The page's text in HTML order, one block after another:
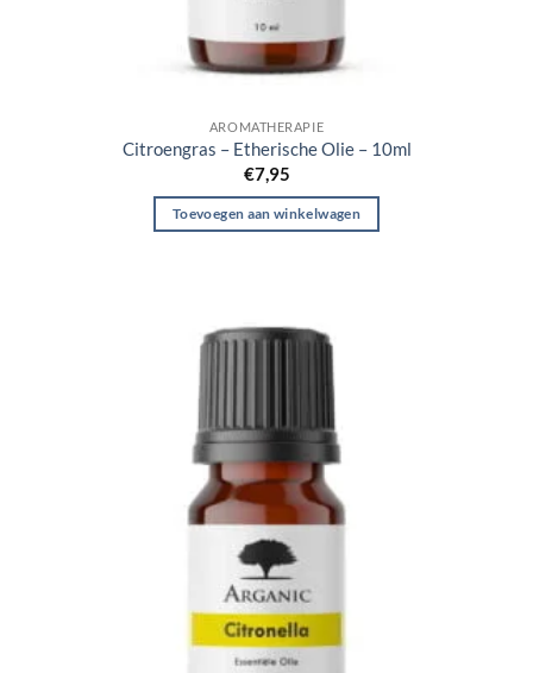
AROMATHERAPIE
Citroengras – Etherische Olie – 10ml
€7,95
Toevoegen aan winkelwagen